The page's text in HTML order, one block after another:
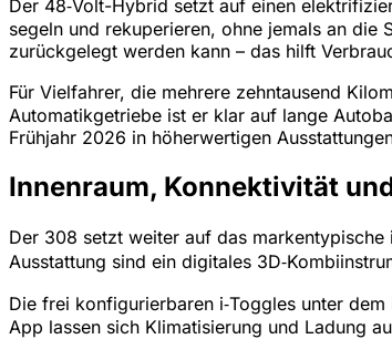
Der 48‑Volt-Hybrid setzt auf einen
segeln und rekuperieren, ohne jemals an die
zurückgelegt werden kann – das hilft
Für Vielfahrer, die mehrere zehntausend
Automatikgetriebe ist er klar auf lange
Frühjahr 2026 in höherwertigen
Innenraum, Konnektivität
Der 308 setzt weiter auf das
Ausstattung sind ein digitales
Die frei konfigurierbaren i‑Toggles unter
App lassen sich Klimatisierung und Ladung